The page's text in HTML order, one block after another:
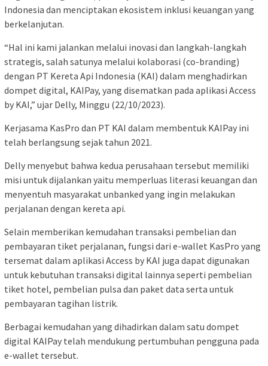
Indonesia dan menciptakan ekosistem inklusi keuangan yang
berkelanjutan.
“Hal ini kami jalankan melalui inovasi dan langkah-langkah
strategis, salah satunya melalui kolaborasi (co-branding)
dengan PT Kereta Api Indonesia (KAI) dalam menghadirkan
dompet digital, KAIPay, yang disematkan pada aplikasi Access
by KAI,” ujar Delly, Minggu (22/10/2023).
Kerjasama KasPro dan PT KAI dalam membentuk KAIPay ini
telah berlangsung sejak tahun 2021.
Delly menyebut bahwa kedua perusahaan tersebut memiliki
misi untuk dijalankan yaitu memperluas literasi keuangan dan
menyentuh masyarakat unbanked yang ingin melakukan
perjalanan dengan kereta api.
Selain memberikan kemudahan transaksi pembelian dan
pembayaran tiket perjalanan, fungsi dari e-wallet KasPro yang
tersemat dalam aplikasi Access by KAI juga dapat digunakan
untuk kebutuhan transaksi digital lainnya seperti pembelian
tiket hotel, pembelian pulsa dan paket data serta untuk
pembayaran tagihan listrik.
Berbagai kemudahan yang dihadirkan dalam satu dompet
digital KAIPay telah mendukung pertumbuhan pengguna pada
e-wallet tersebut.